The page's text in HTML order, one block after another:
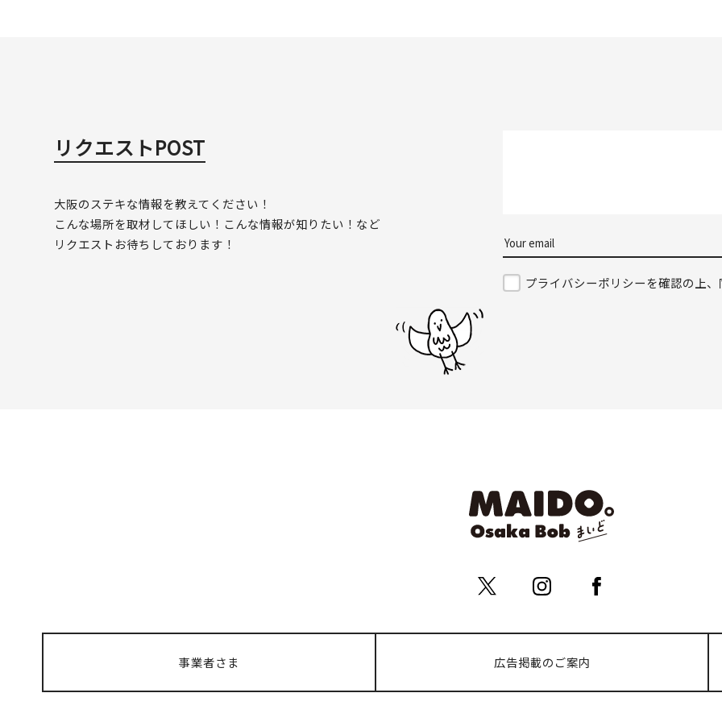
リクエストPOST
大阪のステキな情報を教えてください！
こんな場所を取材してほしい！こんな情報が知りたい！など
リクエストお待ちしております！
プライバシーポリシーを確認の上
事業者さま 広告掲載のご案内